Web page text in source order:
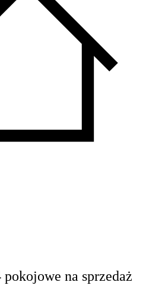
na sprzedaż